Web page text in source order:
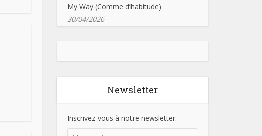
My Way (Comme d’habitude)
30/04/2026
Newsletter
Inscrivez-vous à notre newsletter: